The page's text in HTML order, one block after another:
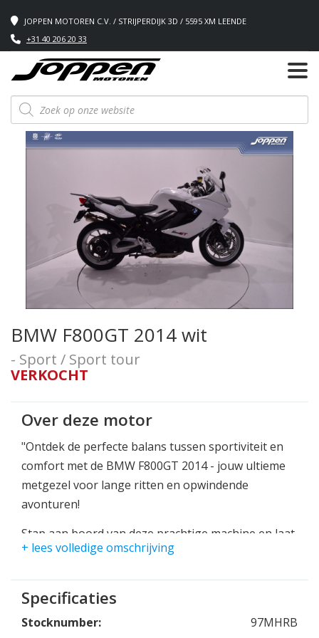
JOPPEN MOTOREN C.V. / STRIJPERDIJK 3D / 5595 XM LEENDE
+31 40 206 20 33
Producten
zoeken
BMW F800GT 2014 wit
- Sport / Sport tour
VERKOCHT
Over deze motor
"Ontdek de perfecte balans tussen sportiviteit en
comfort met de BMW F800GT 2014 - jouw ultieme
metgezel voor lange ritten en opwindende
avonturen!
Stap aan boord van deze prachtige machine en laat
je verrassen door zijn veelzijdigheid en prestaties.
geavanceerd chassis biedt de F800GT een
dynamische rijervaring, of je nu kronkelende
bergwegen verkent of lange afstanden aflegt op de
+ lees volledige omschrijving
Specificaties
Stocknumber:
97MHRB